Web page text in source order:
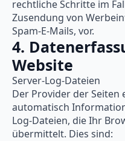
rechtliche Schritte im
Zusendung von
Spam-E-Mails, vor.
4.
Website
Server-Log-Dateien
Der Provider der
automatisch
Log-Dateien, die Ihr
übermittelt. Dies sind: